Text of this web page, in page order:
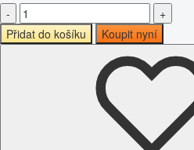
-
+
Přidat do košíku
Koupit nyní